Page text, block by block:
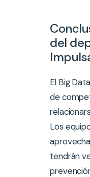
del
El Big
de
Los
tendrán